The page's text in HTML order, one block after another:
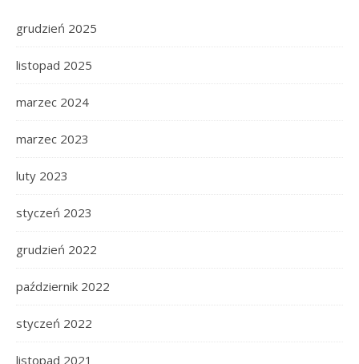
grudzień 2025
listopad 2025
marzec 2024
marzec 2023
luty 2023
styczeń 2023
grudzień 2022
październik 2022
styczeń 2022
listopad 2021